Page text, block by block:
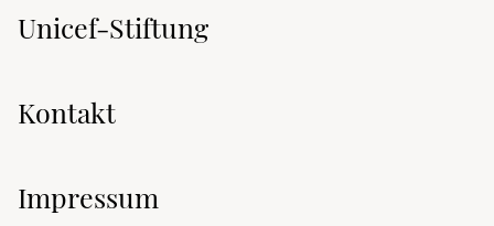
Unicef-Stiftung
Kontakt
Impressum